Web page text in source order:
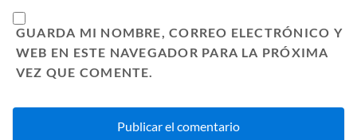
GUARDA MI NOMBRE, CORREO ELECTRÓNICO Y
WEB EN ESTE NAVEGADOR PARA LA PRÓXIMA
VEZ QUE COMENTE.